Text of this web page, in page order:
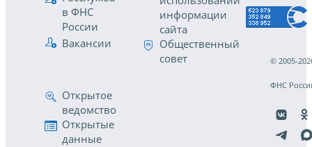
в ФНС
России
Вакансии
информации
сайта
Общественный
совет
Открытое
ведомство
Открытые
данные
© 2005-
ФНС